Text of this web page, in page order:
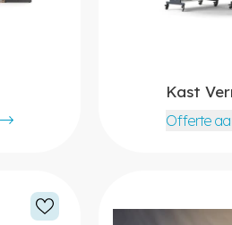
Kast
Offerte